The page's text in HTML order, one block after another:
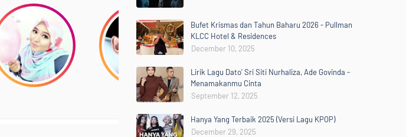
Bufet Krismas dan Tahun Baharu 2026 - Pullman
KLCC Hotel & Residences
December 10, 2025
Lirik Lagu Dato' Sri Siti Nurhaliza, Ade Govinda -
Menamakanmu Cinta
September 12, 2025
Hanya Yang Terbaik 2025 (Versi Lagu KPOP)
December 29, 2025